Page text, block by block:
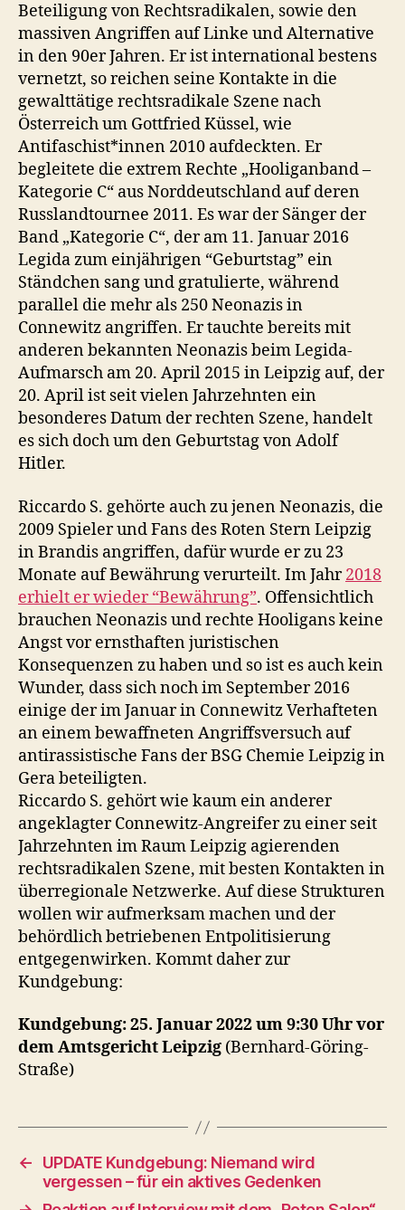
Beteiligung von Rechtsradikalen, sowie den
massiven Angriffen auf Linke und Alternative
in den 90er Jahren. Er ist international bestens
vernetzt, so reichen seine Kontakte in die
gewalttätige rechtsradikale Szene nach
Österreich um Gottfried Küssel, wie
Antifaschist*innen 2010 aufdeckten. Er
begleitete die extrem Rechte „Hooliganband –
Kategorie C“ aus Norddeutschland auf deren
Russlandtournee 2011. Es war der Sänger der
Band „Kategorie C“, der am 11. Januar 2016
Legida zum einjährigen “Geburtstag” ein
Ständchen sang und gratulierte, während
parallel die mehr als 250 Neonazis in
Connewitz angriffen. Er tauchte bereits mit
anderen bekannten Neonazis beim Legida-
Aufmarsch am 20. April 2015 in Leipzig auf, der
20. April ist seit vielen Jahrzehnten ein
besonderes Datum der rechten Szene, handelt
es sich doch um den Geburtstag von Adolf
Hitler.
Riccardo S. gehörte auch zu jenen Neonazis, die
2009 Spieler und Fans des Roten Stern Leipzig
in Brandis angriffen, dafür wurde er zu 23
Monate auf Bewährung verurteilt. Im Jahr2018
erhielt er wieder “Bewährung”. Offensichtlich
brauchen Neonazis und rechte Hooligans keine
Angst vor ernsthaften juristischen
Konsequenzen zu haben und so ist es auch kein
Wunder, dass sich noch im September 2016
einige der im Januar in Connewitz Verhafteten
an einem bewaffneten Angriffsversuch auf
antirassistische Fans derBSG Chemie Leipzig in
Gera beteiligten.
Riccardo S. gehört wie kaum ein anderer
angeklagter Connewitz-Angreifer zu einer seit
Jahrzehnten im Raum Leipzig agierenden
rechtsradikalen Szene, mit besten Kontakten in
überregionale Netzwerke. Auf diese Strukturen
wollen wir aufmerksam machen und der
behördlich betriebenen Entpolitisierung
entgegenwirken. Kommt daher zur
Kundgebung:
Kundgebung: 25. Januar 2022 um 9:30 Uhr vor
dem Amtsgericht Leipzig (Bernhard-Göring-
Straße)
←
UPDATE Kundgebung: Niemand wird
vergessen – für ein aktives Gedenken